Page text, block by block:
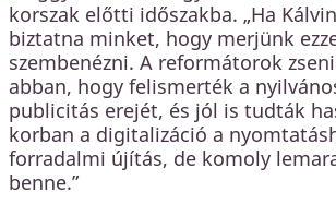
korszak előtti időszakba. „Ha
biztatna minket, hogy merjünk
szembenézni. A reformátorok
abban, hogy felismerték a
publicitás erejét, és jól is tudták
korban a digitalizáció a
forradalmi újítás, de komoly
benne.”